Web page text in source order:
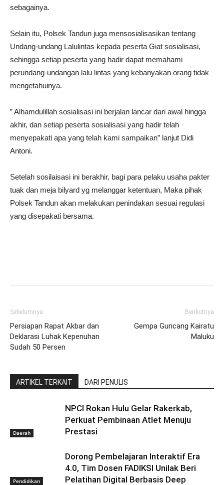
sebagainya.
Selain itu, Polsek Tandun juga mensosialisasikan tentang
Undang-undang Lalulintas kepada peserta Giat sosialisasi,
sehingga setiap peserta yang hadir dapat memahami
perundang-undangan lalu lintas yang kebanyakan orang tidak
mengetahuinya.
” Alhamdulillah sosialisasi ini berjalan lancar dari awal hingga
akhir, dan setiap peserta sosialisasi yang hadir telah
menyepakati apa yang telah kami sampaikan” lanjut Didi
Antoni.
Setelah sosilaisasi ini berakhir, bagi para pelaku usaha pakter
tuak dan meja bilyard yg melanggar ketentuan, Maka pihak
Polsek Tandun akan melakukan penindakan sesuai regulasi
yang disepakati bersama.
Sebelumnya
Persiapan Rapat Akbar dan
Deklarasi Luhak Kepenuhan
Sudah 50 Persen
Berikutnya
Gempa Guncang Kairatu
Maluku
ARTIKEL TERKAIT DARI PENULIS
Daerah
NPCI Rokan Hulu Gelar Rakerkab,
Perkuat Pembinaan Atlet Menuju
Prestasi
Pendidikan
Dorong Pembelajaran Interaktif Era
4.0, Tim Dosen FADIKSI Unilak Beri
Pelatihan Digital Berbasis Deep